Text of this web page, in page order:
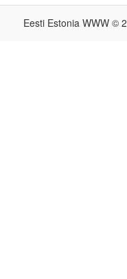
Eesti Estonia WWW ©